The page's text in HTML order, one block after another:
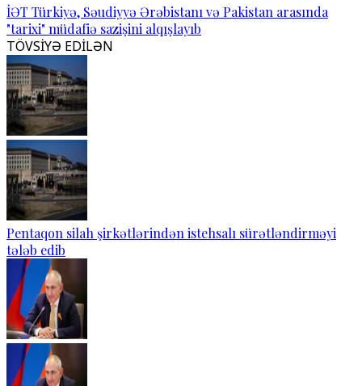
İƏT Türkiyə, Səudiyyə Ərəbistanı və Pakistan arasında
"tarixi" müdafiə sazişini alqışlayıb
TÖVSİYƏ EDİLƏN
Pentaqon silah şirkətlərindən istehsalı sürətləndirməyi
tələb edib